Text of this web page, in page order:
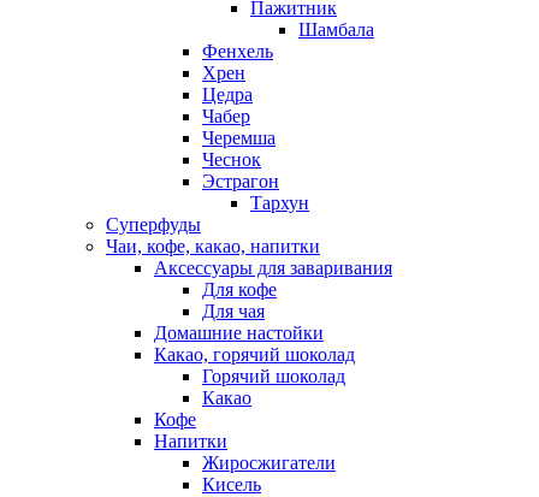
Пажитник
Шамбала
Фенхель
Хрен
Цедра
Чабер
Черемша
Чеснок
Эстрагон
Тархун
Суперфуды
Чаи, кофе, какао, напитки
Аксессуары для заваривания
Для кофе
Для чая
Домашние настойки
Какао, горячий шоколад
Горячий шоколад
Какао
Кофе
Напитки
Жиросжигатели
Кисель